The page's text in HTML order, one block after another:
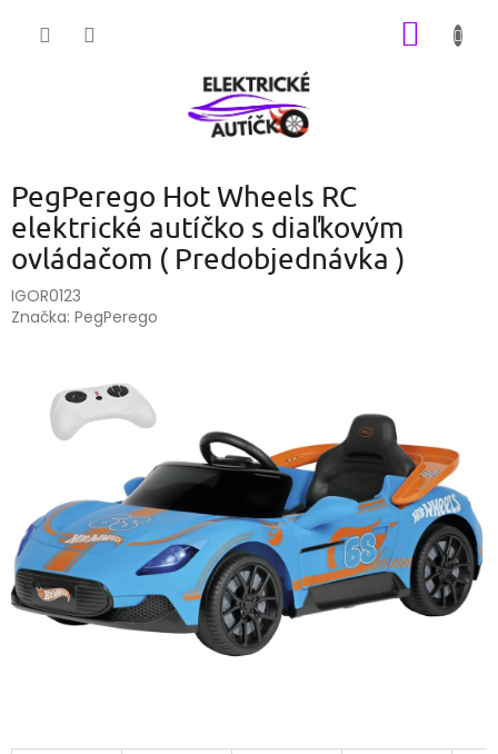
PegPerego Hot Wheels RC
elektrické autíčko s diaľkovým
ovládačom ( Predobjednávka )
IGOR0123
Značka: PegPerego